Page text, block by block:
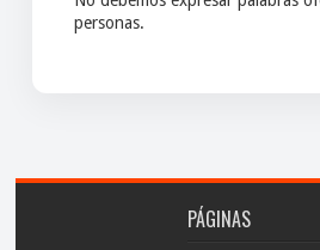
personas.
PÁGINAS